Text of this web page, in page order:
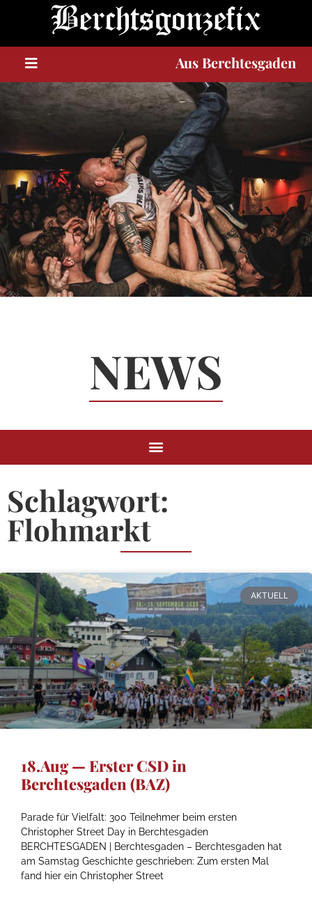
Berchtesgaden
Rund um
Berchtesgaden
NEWS
Schlagwort:
Flohmarkt
AKTUELL
18.Aug — Erster CSD in
Berchtesgaden (BAZ)
Parade für Vielfalt: 300 Teilnehmer beim ersten
Christopher Street Day in Berchtesgaden
BERCHTESGADEN | Berchtesgaden – Berchtesgaden hat
am Samstag Geschichte geschrieben: Zum ersten Mal
fand hier ein Christopher Street